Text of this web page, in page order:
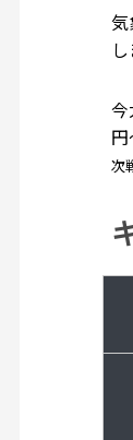
し
次